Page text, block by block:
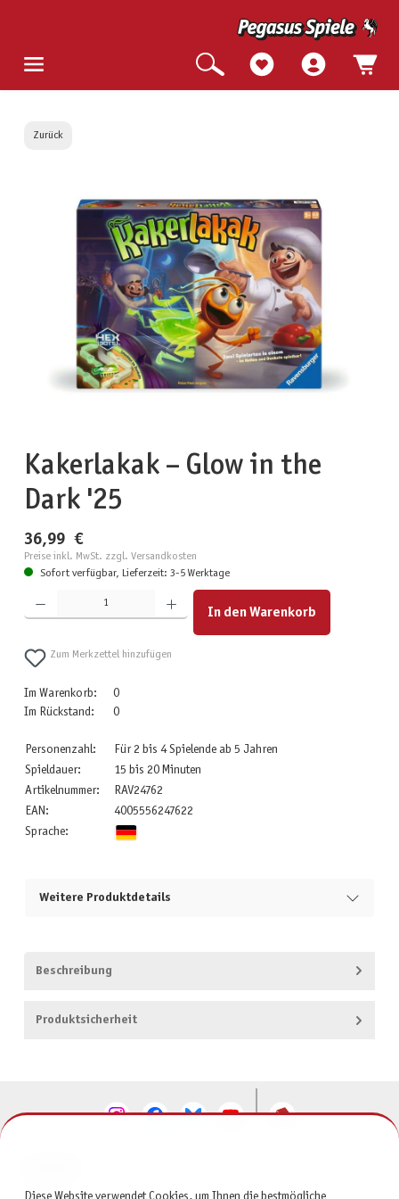
Zurück
Bildergalerie überspringen
Kakerlakak – Glow in the
Dark '25
36,99 €
Preise inkl. MwSt. zzgl. Versandkosten
Sofort verfügbar, Lieferzeit: 3-5 Werktage
Produkt Anzahl: Gib den gewünschten Wert ein oder benutze die Schaltflächen um die Anzahl zu
In den Warenkorb
Zum Merkzettel hinzufügen
Im Warenkorb:
0
Im Rückstand:
0
Personenzahl:
Für 2 bis 4 Spielende ab 5 Jahren
Spieldauer:
15 bis 20 Minuten
Artikelnummer:
RAV24762
EAN:
4005556247622
Sprache:
Weitere Produktdetails
Beschreibung
Produktsicherheit
Diese Website verwendet Cookies, um Ihnen die bestmögliche